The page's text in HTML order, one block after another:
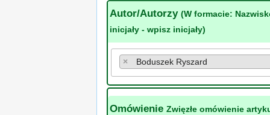
Autor/Autorzy (W formacie:
inicjały - wpisz inicjały)
× Boduszek Ryszard
Omówienie Zwięzłe omówienie